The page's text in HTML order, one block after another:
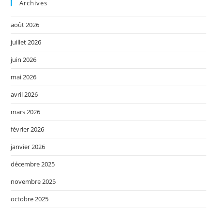
Archives
août 2026
juillet 2026
juin 2026
mai 2026
avril 2026
mars 2026
février 2026
janvier 2026
décembre 2025
novembre 2025
octobre 2025